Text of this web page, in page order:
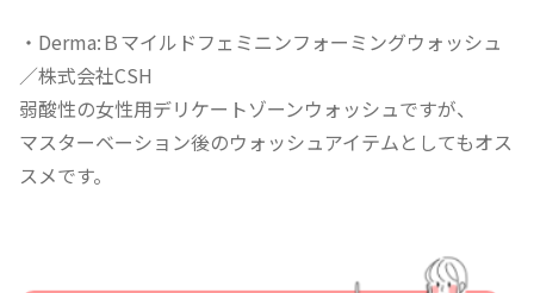
・Derma:Ｂマイルドフェミニンフォーミングウォッシュ
／株式会社CSH
弱酸性の女性用デリケートゾーンウォッシュですが、
マスターベーション後のウォッシュアイテムとしてもオス
スメです。